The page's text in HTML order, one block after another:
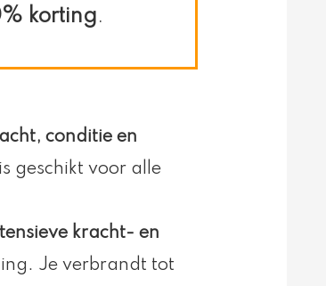
korting.
conditie en
geschikt voor alle
kracht- en
Je verbrandt tot